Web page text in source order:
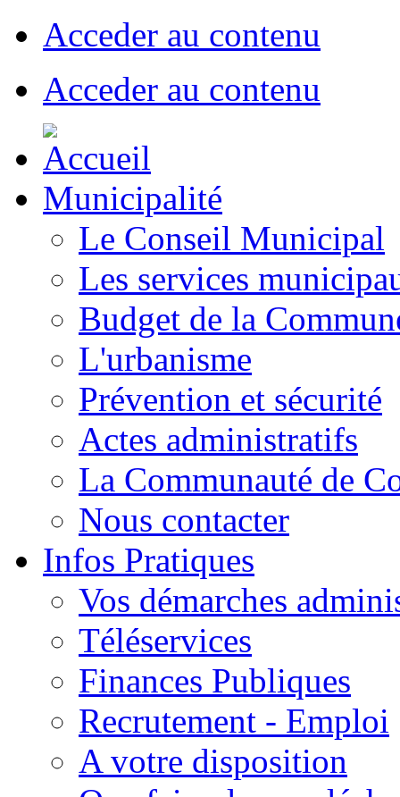
Acceder au contenu
Acceder au contenu
Municipalité
Le Conseil Municipal
Les services
Budget de la
L'urbanisme
Prévention et sécurité
Actes administratifs
La Communauté de
Nous contacter
Infos Pratiques
Vos démarches
Téléservices
Finances Publiques
Recrutement - Emploi
A votre disposition